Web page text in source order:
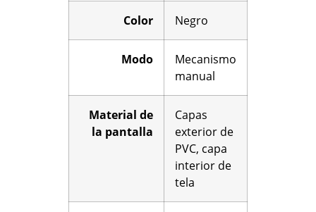
Color Negro
Modo
Mecanismo
manual
Material de
la pantalla
Capas
exterior de
PVC, capa
interior de
tela